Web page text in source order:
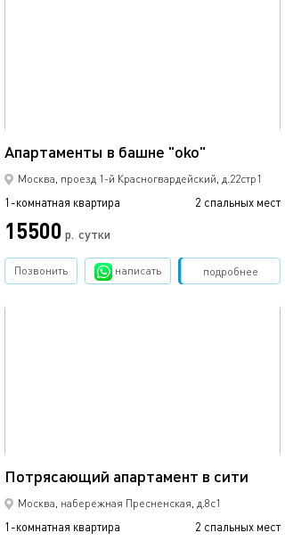
Апартаменты в башне "oko"
Москва, проезд 1-й Красногвардейский, д.22стр1
1-комнатная квартира 2 спальных мест
15500 р. сутки
подробнее
Позвонить написать Забронировать
Потрясающий апартамент в сити
Москва, набережная Пресненская, д.8с1
1-комнатная квартира 2 спальных мест